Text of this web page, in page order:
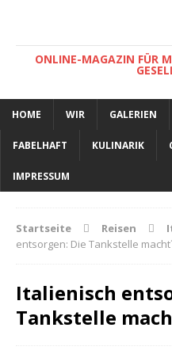
ONLINE-MAGAZIN FÜR
HOME WIR GALERIEN
FABELHAFT KULINARIK
IMPRESSUM
Startseite Reisen
entsorgen: Die Tankstelle
Italienisch
Tankstelle